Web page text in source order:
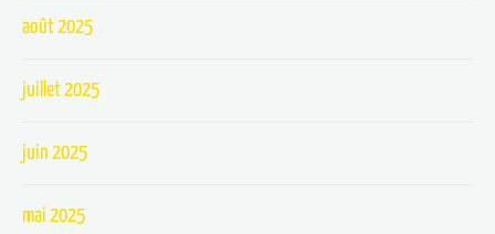
août 2025
juillet 2025
juin 2025
mai 2025